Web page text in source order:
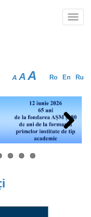
Ro En Ru
A A A
Next